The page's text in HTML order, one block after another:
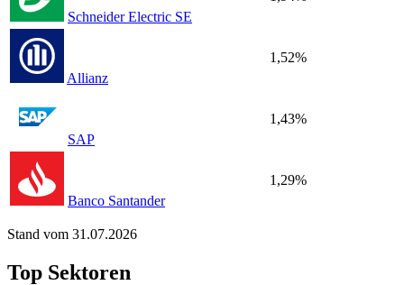
Schneider Electric SE
Allianz
1,52%
SAP
1,43%
Banco Santander
1,29%
Stand vom 31.07.2026
Top Sektoren